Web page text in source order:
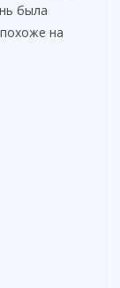
была
на